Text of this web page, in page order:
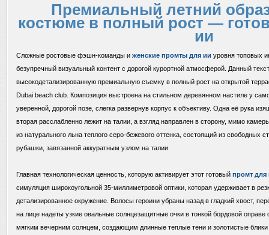
Премиальный летний
костюме в полный рост —
ии
Сложные ростовые фэшн-команды и женские промты для ии уровня топовых
безупречный визуальный контент с дорогой курортной атмосферой. Данный
высокодетализированную премиальную съемку в полный рост на открытой
Dubai beach club. Композиция выстроена на стильном деревянном настиле у
уверенной, дорогой позе, слегка развернув корпус к объективу. Одна её рука
вторая расслабленно лежит на талии, а взгляд направлен в сторону, мимо
из натурального льна теплого серо-бежевого оттенка, состоящий из свободных
рубашки, завязанной аккуратным узлом на талии.
Главная технологическая ценность, которую активирует этот готовый промт для
симуляция широкоугольной 35-миллиметровой оптики, которая удерживает в
детализированное окружение. Волосы героини убраны назад в гладкий хвост,
на лице надеты узкие овальные солнцезащитные очки в тонкой бордовой
мягким вечерним солнцем, создающим длинные теплые тени и золотистые блики